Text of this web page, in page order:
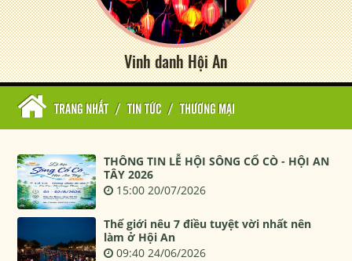
Vinh danh Hội An
TRANG NHẤT / TIN TỨC / THƯƠNG MẠI
THÔNG TIN LỄ HỘI SÔNG CỔ CÒ - HỘI AN
TÂY 2026
15:00 20/07/2026
Thế giới nêu 7 điều tuyệt vời nhất nên
làm ở Hội An
09:40 24/06/2026